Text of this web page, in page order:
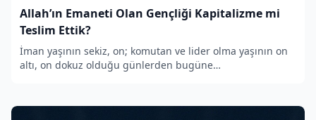
Allah’ın Emaneti Olan Gençliği Kapitalizme mi
Teslim Ettik?
İman yaşının sekiz, on; komutan ve lider olma yaşının on
altı, on dokuz olduğu günlerden bugüne…